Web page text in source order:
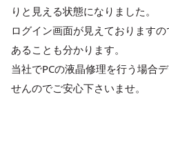
りと見える状態になりました。
ログイン画面が見えております
あることも分かります。
当社でPCの液晶修理を行う場合
せんのでご安心下さいませ。